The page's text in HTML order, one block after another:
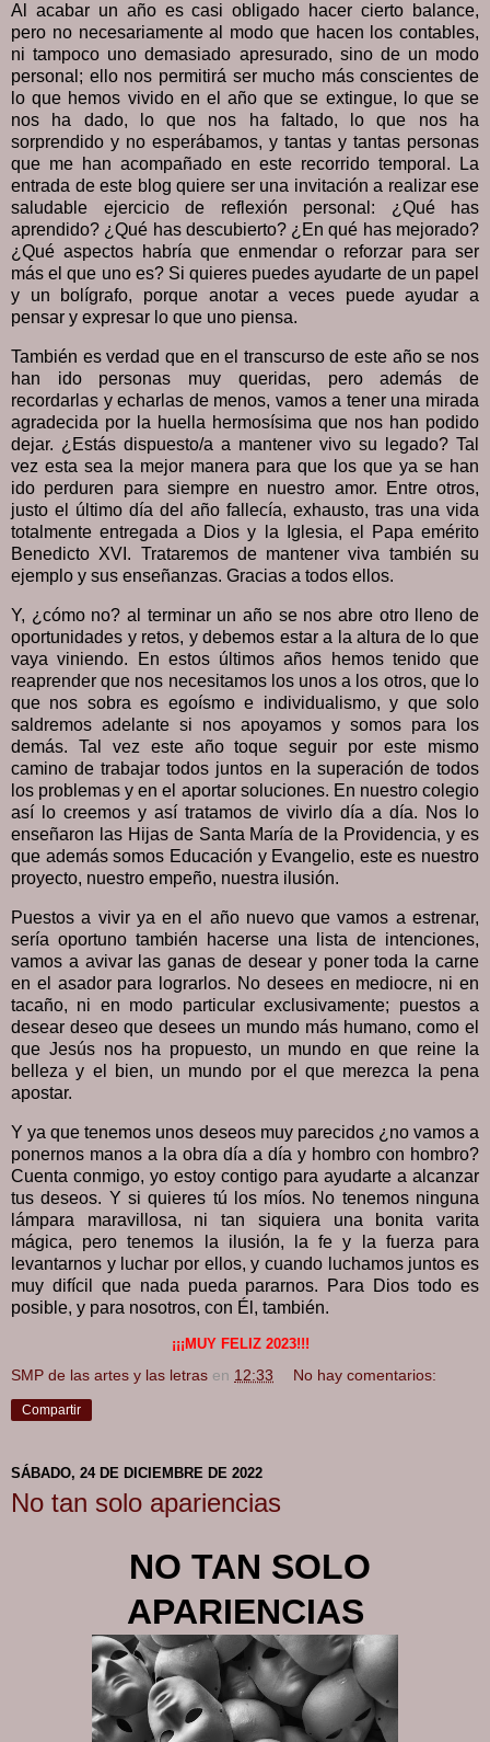
Al acabar un año es casi obligado hacer cierto balance,
pero no necesariamente al modo que hacen los contables,
ni tampoco uno demasiado apresurado, sino de un modo
personal; ello nos permitirá ser mucho más conscientes de
lo que hemos vivido en el año que se extingue, lo que se
nos ha dado, lo que nos ha faltado, lo que nos ha
sorprendido y no esperábamos, y tantas y tantas personas
que me han acompañado en este recorrido temporal. La
entrada de este blog quiere ser una invitación a realizar ese
saludable ejercicio de reflexión personal: ¿Qué has
aprendido? ¿Qué has descubierto? ¿En qué has mejorado?
¿Qué aspectos habría que enmendar o reforzar para ser
más el que uno es? Si quieres puedes ayudarte de un papel
y un bolígrafo, porque anotar a veces puede ayudar a
pensar y expresar lo que uno piensa.
También es verdad que en el transcurso de este año se nos
han ido personas muy queridas, pero además de
recordarlas y echarlas de menos, vamos a tener una mirada
agradecida por la huella hermosísima que nos han podido
dejar. ¿Estás dispuesto/a a mantener vivo su legado? Tal
vez esta sea la mejor manera para que los que ya se han
ido perduren para siempre en nuestro amor. Entre otros,
justo el último día del año fallecía, exhausto, tras una vida
totalmente entregada a Dios y la Iglesia, el Papa emérito
Benedicto XVI. Trataremos de mantener viva también su
ejemplo y sus enseñanzas. Gracias a todos ellos.
Y, ¿cómo no? al terminar un año se nos abre otro lleno de
oportunidades y retos, y debemos estar a la altura de lo que
vaya viniendo. En estos últimos años hemos tenido que
reaprender que nos necesitamos los unos a los otros, que lo
que nos sobra es egoísmo e individualismo, y que solo
saldremos adelante si nos apoyamos y somos para los
demás. Tal vez este año toque seguir por este mismo
camino de trabajar todos juntos en la superación de todos
los problemas y en el aportar soluciones. En nuestro colegio
así lo creemos y así tratamos de vivirlo día a día. Nos lo
enseñaron las Hijas de Santa María de la Providencia, y es
que además somos Educación y Evangelio, este es nuestro
proyecto, nuestro empeño, nuestra ilusión.
Puestos a vivir ya en el año nuevo que vamos a estrenar,
sería oportuno también hacerse una lista de intenciones,
vamos a avivar las ganas de desear y poner toda la carne
en el asador para lograrlos. No desees en mediocre, ni en
tacaño, ni en modo particular exclusivamente; puestos a
desear deseo que desees un mundo más humano, como el
que Jesús nos ha propuesto, un mundo en que reine la
belleza y el bien, un mundo por el que merezca la pena
apostar.
Y ya que tenemos unos deseos muy parecidos ¿no vamos a
ponernos manos a la obra día a día y hombro con hombro?
Cuenta conmigo, yo estoy contigo para ayudarte a alcanzar
tus deseos. Y si quieres tú los míos. No tenemos ninguna
lámpara maravillosa, ni tan siquiera una bonita varita
mágica, pero tenemos la ilusión, la fe y la fuerza para
levantarnos y luchar por ellos, y cuando luchamos juntos es
muy difícil que nada pueda pararnos. Para Dios todo es
posible, y para nosotros, con Él, también.
¡¡¡MUY FELIZ 2023!!!
SMP de las artes y las letras en 12:33 No hay comentarios:
Compartir
SÁBADO, 24 DE DICIEMBRE DE 2022
No tan solo apariencias
NO TAN SOLO
APARIENCIAS